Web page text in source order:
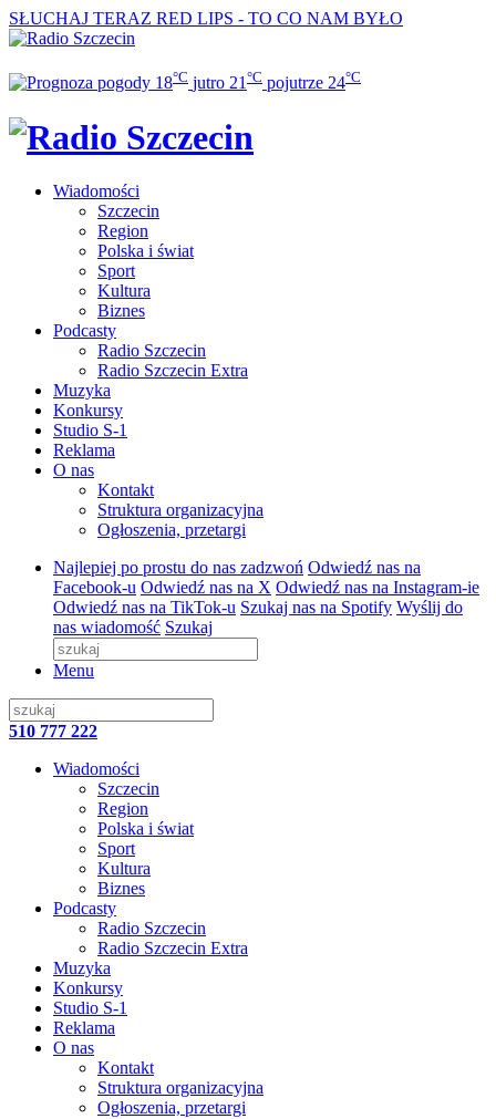
SŁUCHAJ TERAZ RED LIPS - TO CO NAM BYŁO
18°C jutro 21 °C pojutrze 24°C
Wiadomości
Szczecin
Region
Polska i świat
Sport
Kultura
Biznes
Podcasty
Radio Szczecin
Radio Szczecin Extra
Muzyka
Konkursy
Studio S-1
Reklama
O nas
Kontakt
Struktura organizacyjna
Ogłoszenia, przetargi
Najlepiej po prostu do nas zadzwoń Odwiedź nas na
Facebook-u Odwiedź nas na X Odwiedź nas na Instagram-ie
Odwiedź nas na TikTok-u Szukaj nas na Spotify Wyślij do
nas wiadomość Szukaj
Menu
510 777 222
Wiadomości
Szczecin
Region
Polska i świat
Sport
Kultura
Biznes
Podcasty
Radio Szczecin
Radio Szczecin Extra
Muzyka
Konkursy
Studio S-1
Reklama
O nas
Kontakt
Struktura organizacyjna
Ogłoszenia, przetargi